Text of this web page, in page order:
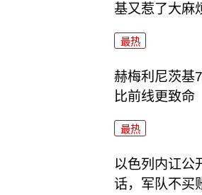
基又惹了大麻
最热
赫梅利尼茨基
比前线更致命
最热
以色列内讧公
话，军队不买